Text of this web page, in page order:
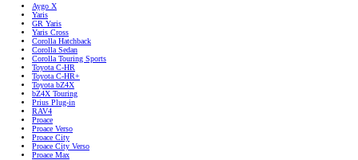
Aygo X
Yaris
GR Yaris
Yaris Cross
Corolla Hatchback
Corolla Sedan
Corolla Touring Sports
Toyota C-HR
Toyota C-HR+
Toyota bZ4X
bZ4X Touring
Prius Plug-in
RAV4
Proace
Proace Verso
Proace City
Proace City Verso
Proace Max